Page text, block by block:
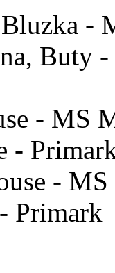
-
Buty
- MS
-
-
Primark